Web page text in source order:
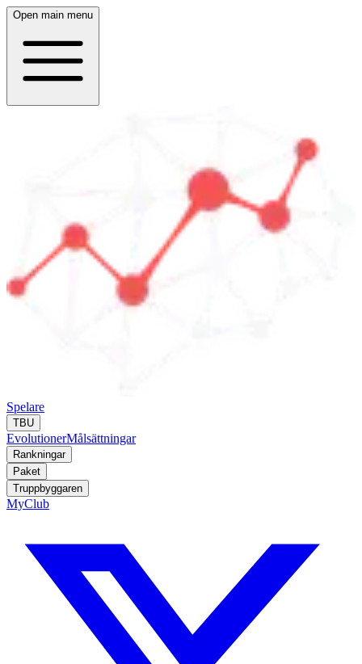
Open main menu
Spelare
TBU
EvolutionerMålsättningar
Rankningar
Paket
Truppbyggaren
MyClub